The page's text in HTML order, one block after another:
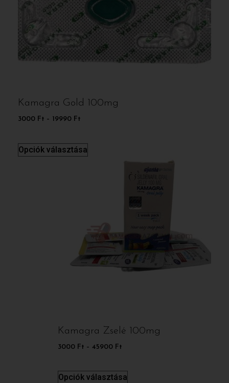
Kamagra Gold 100mg
3000 Ft – 19990 Ft
Opciók választása
Kamagra Zselé 100mg
3000 Ft – 45900 Ft
Opciók választása